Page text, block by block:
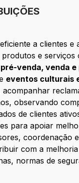
a clientes
e serviços
pré-venda, venda e
eventos culturais
acompanhar
observando
de clientes
para apoiar
coordenação
com a
normas de